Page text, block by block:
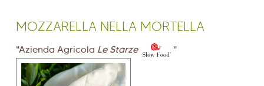
MOZZARELLA NELLA MORTELLA
"Azienda Agricola Le Starze "